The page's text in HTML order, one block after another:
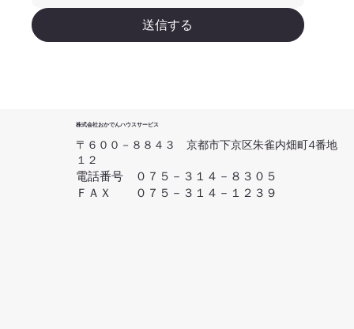
送信する
〒６００－８８４３ 京都市下京区朱雀内畑町4番地
１２
電話番号 ０７５－３１４－８３０５
ＦＡＸ ０７５－３１４－１２３９
株式会社おかでんハウスサービス